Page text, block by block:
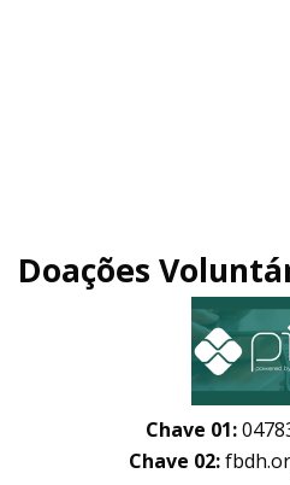
Doações
Chave 01:
Chave 02: